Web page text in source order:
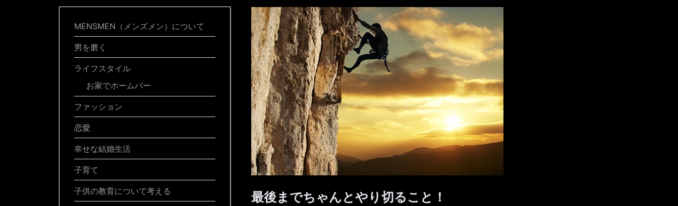
最後までちゃんとやり切ること！
MENSMEN（メンズメン）について
男を磨く
ライフスタイル
お家でホームバー
ファッション
恋愛
幸せな結婚生活
子育て
子供の教育について考える